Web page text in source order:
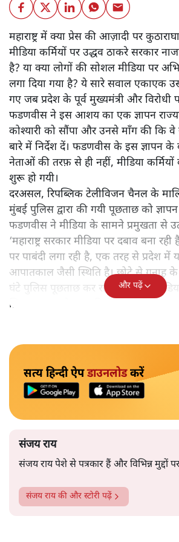
महाराष्ट्र में क्या प्रेस की आज़ादी पर
मीडिया कर्मियों पर उद्धव ठाकरे सरकार
है? या क्या लोगों की सोशल मीडिया पर
लगा दिया गया है? ये सारे सवाल एकाएक
गए जब प्रदेश के पूर्व मुख्यमंत्री और विरोधी
फडणवीस ने इस आशय का एक ज्ञापन
कोश्यारी को सौंपा और उनसे माँग की कि
बारे में निर्देश दें। फडणवीस के इस ज्ञापन के
नेताओं की तरफ़ से ही नहीं, मीडिया कर्मियों
शुरू हो गयी।
दरअसल, रिपब्लिक टेलीविजन चैनल के
मुंबई पुलिस द्वारा की गयी पूछताछ को
फडणवीस ने मीडिया के सामने प्रमुखता से
‘महाराष्ट्र सरकार मीडिया पर दबाव बना
पर पाबंदी लगा रही है, एक तरह से प्रदेश में
आपातकाल जैसी स्थिति है। छोटे से गुनाह के
घंटे पुलिस पूछताछ कर रही है। सोशल
ख़िलाफ़ मुक़दमे दायर किये जा रहे हैं’।
और पढ़ें
सत्य हिन्दी ऐपडाउनलोडकरें
संजय राय
संजय राय पेशे से पत्रकार हैं और विभिन्न मुद्दों
संजय रायकी और स्टोरी पढ़ें